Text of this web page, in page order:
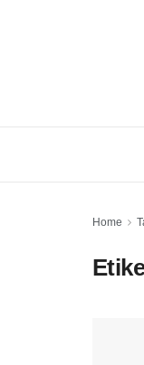
Home